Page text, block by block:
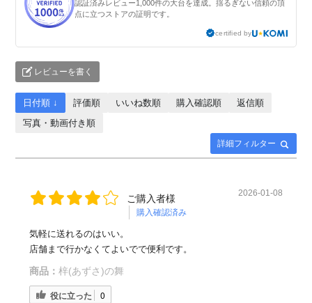
認証済みレビュー1,000件の大台を達成。揺るぎない信頼の頂
点に立つストアの証明です。
certified by
レビューを書く
詳細フィルター
日付順 ↓ 評価順 いいね数順 購入確認順
返信順
写真・動画付き順
ご購入者様
購入確認済み
2026-01-08
気軽に送れるのはいい。
店舗まで行かなくてよいでで便利です。
商品： 梓(あずさ)の舞
役に立った 0